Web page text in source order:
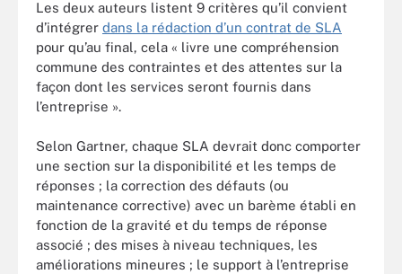
Les deux auteurs listent 9 critères qu’il convient
d’intégrer dans la rédaction d’un contrat de SLA
pour qu’au final, cela « livre une compréhension
commune des contraintes et des attentes sur la
façon dont les services seront fournis dans
l’entreprise ».
Selon Gartner, chaque SLA devrait donc comporter
une section sur la disponibilité et les temps de
réponses ; la correction des défauts (ou
maintenance corrective) avec un barème établi en
fonction de la gravité et du temps de réponse
associé ; des mises à niveau techniques, les
améliorations mineures ; le support à l’entreprise